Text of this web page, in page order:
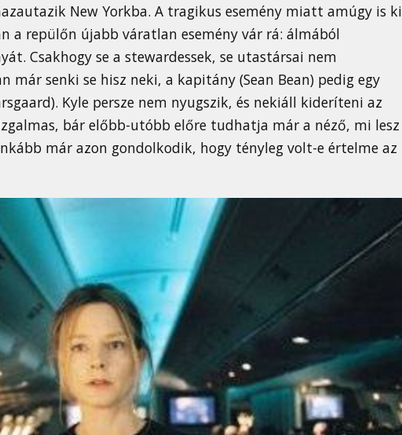
New Yorkba. A tragikus esemény miatt amúgy is ki
a repülőn újabb váratlan esemény vár rá: álmából
Csakhogy se a stewardessek, se utastársai nem
már senki se hisz neki, a kapitány (Sean Bean) pedig egy
Kyle persze nem nyugszik, és nekiáll kideríteni az
bár előbb-utóbb előre tudhatja már a néző, mi lesz
már azon gondolkodik, hogy tényleg volt-e értelme az